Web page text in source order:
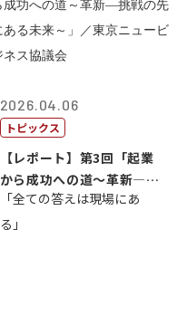
2026.04.06
トピックス
【レポート】第3回「起業
から成功への道～革新―挑
戦の先にある...
「全ての答えは現場にあ
る」